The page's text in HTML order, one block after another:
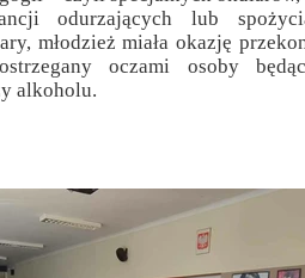
odurzających lub
młodzież miała okazję
oczami osoby
alkoholu.
uczelni
szkolne